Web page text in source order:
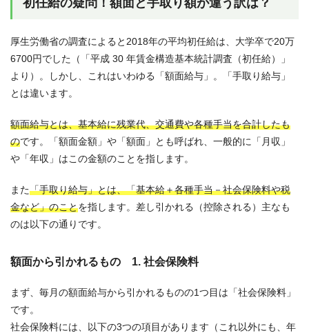
初任給の疑問！額面と手取り額が違う訳は？
厚生労働省の調査によると2018年の平均初任給は、大学卒で20万
6700円でした（「平成 30 年賃金構造基本統計調査（初任給）」
より）。しかし、これはいわゆる「額面給与」。「手取り給与」
とは違います。
額面給与とは、基本給に残業代、交通費や各種手当を合計したも
のです。「額面金額」や「額面」とも呼ばれ、一般的に「月収」
や「年収」はこの金額のことを指します。
また「手取り給与」とは、「基本給＋各種手当－社会保険料や税
金など」のことを指します。差し引かれる（控除される）主なも
のは以下の通りです。
額面から引かれるもの 1. 社会保険料
まず、毎月の額面給与から引かれるものの1つ目は「社会保険料」
です。
社会保険料には、以下の3つの項目があります（これ以外にも、年